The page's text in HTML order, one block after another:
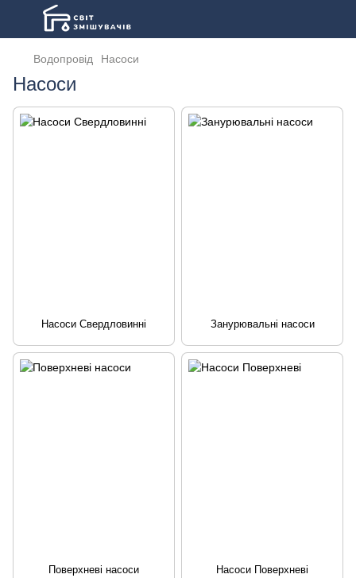
Водопровід Насоси
Насоси
Насоси Свердловинні Занурювальні насоси
Поверхневі насоси Насоси Поверхневі